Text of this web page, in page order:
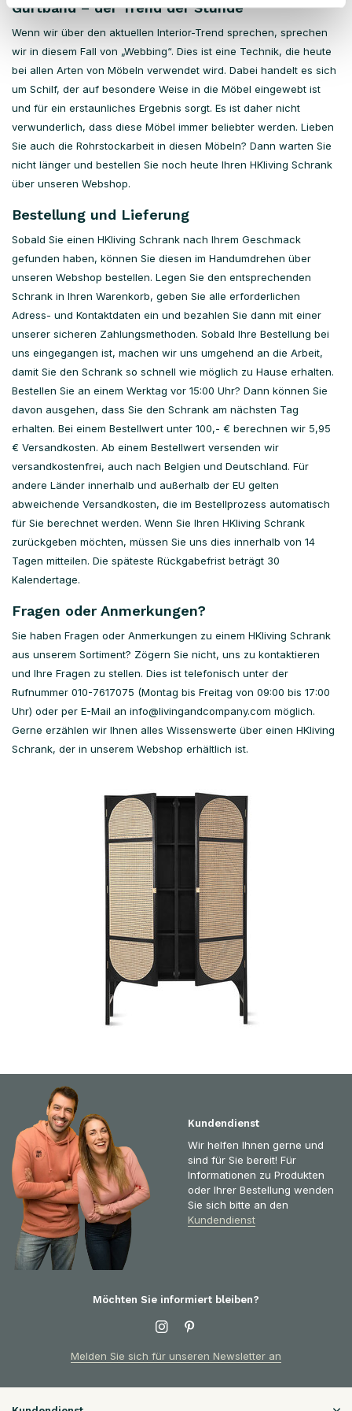
Gurtband – der Trend der Stunde
Wenn wir über den aktuellen Interior-Trend sprechen, sprechen
wir in diesem Fall von „Webbing“. Dies ist eine Technik, die heute
bei allen Arten von Möbeln verwendet wird. Dabei handelt es sich
um Schilf, der auf besondere Weise in die Möbel eingewebt ist
und für ein erstaunliches Ergebnis sorgt. Es ist daher nicht
verwunderlich, dass diese Möbel immer beliebter werden. Lieben
Sie auch die Rohrstockarbeit in diesen Möbeln? Dann warten Sie
nicht länger und bestellen Sie noch heute Ihren HKliving Schrank
über unseren Webshop.
Bestellung und Lieferung
Sobald Sie einen HKliving Schrank nach Ihrem Geschmack
gefunden haben, können Sie diesen im Handumdrehen über
unseren Webshop bestellen. Legen Sie den entsprechenden
Schrank in Ihren Warenkorb, geben Sie alle erforderlichen
Adress- und Kontaktdaten ein und bezahlen Sie dann mit einer
unserer sicheren Zahlungsmethoden. Sobald Ihre Bestellung bei
uns eingegangen ist, machen wir uns umgehend an die Arbeit,
damit Sie den Schrank so schnell wie möglich zu Hause erhalten.
Bestellen Sie an einem Werktag vor 15:00 Uhr? Dann können Sie
davon ausgehen, dass Sie den Schrank am nächsten Tag
erhalten. Bei einem Bestellwert unter 100,- € berechnen wir 5,95
€ Versandkosten. Ab einem Bestellwert versenden wir
versandkostenfrei, auch nach Belgien und Deutschland. Für
andere Länder innerhalb und außerhalb der EU gelten
abweichende Versandkosten, die im Bestellprozess automatisch
für Sie berechnet werden. Wenn Sie Ihren HKliving Schrank
zurückgeben möchten, müssen Sie uns dies innerhalb von 14
Tagen mitteilen. Die späteste Rückgabefrist beträgt 30
Kalendertage.
Fragen oder Anmerkungen?
Sie haben Fragen oder Anmerkungen zu einem HKliving Schrank
aus unserem Sortiment? Zögern Sie nicht, uns zu kontaktieren
und Ihre Fragen zu stellen. Dies ist telefonisch unter der
Rufnummer 010-7617075 (Montag bis Freitag von 09:00 bis 17:00
Uhr) oder per E-Mail an info@livingandcompany.com möglich.
Gerne erzählen wir Ihnen alles Wissenswerte über einen HKliving
Schrank, der in unserem Webshop erhältlich ist.
Kundendienst
Wir helfen Ihnen gerne und
sind für Sie bereit! Für
Informationen zu Produkten
oder Ihrer Bestellung wenden
Sie sich bitte an den
Kundendienst
Möchten Sie informiert bleiben?
Melden Sie sich für unseren Newsletter an